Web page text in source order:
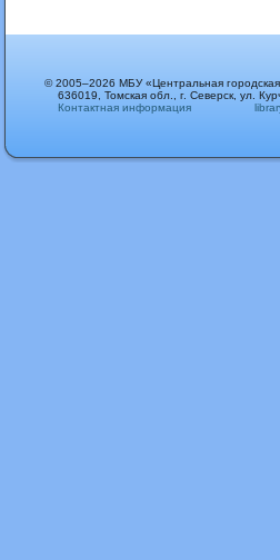
© 2005–2026 МБУ «Центральная
636019, Томская обл., г. Северск, ул.
Контактная информация